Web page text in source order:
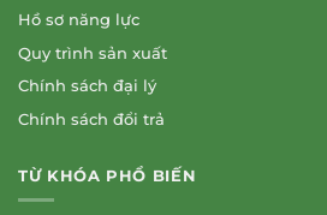
Hồ sơ năng lực
Quy trình sản xuất
Chính sách đại lý
Chính sách đổi trả
TỪ KHÓA PHỔ BIẾN